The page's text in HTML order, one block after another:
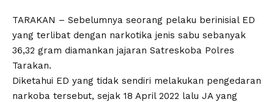
TARAKAN – Sebelumnya seorang pelaku berinisial ED
yang terlibat dengan narkotika jenis sabu sebanyak
36,32 gram diamankan jajaran Satreskoba Polres
Tarakan.
Diketahui ED yang tidak sendiri melakukan pengedaran
narkoba tersebut, sejak 18 April 2022 lalu JA yang